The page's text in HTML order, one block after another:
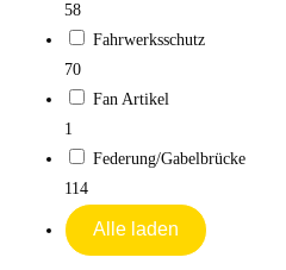
58
Fahrwerksschutz
70
Fan Artikel
1
Federung/Gabelbrücke
114
Alle laden